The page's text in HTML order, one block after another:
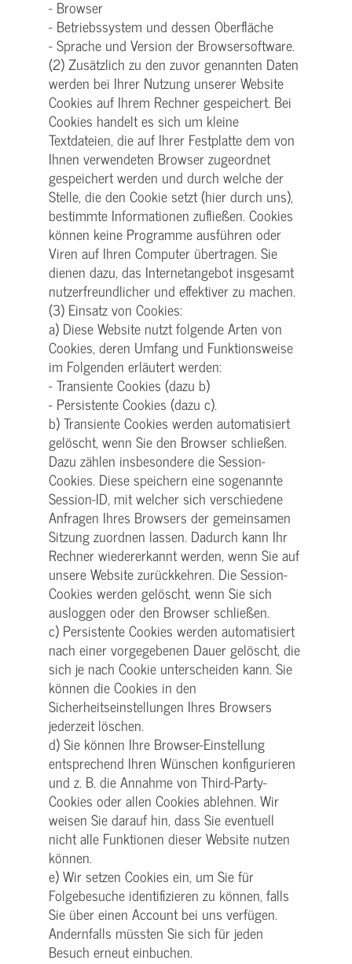
- Browser
- Betriebssystem und dessen Oberfläche
- Sprache und Version der Browsersoftware.
(2) Zusätzlich zu den zuvor genannten Daten
werden bei Ihrer Nutzung unserer Website
Cookies auf Ihrem Rechner gespeichert. Bei
Cookies handelt es sich um kleine
Textdateien, die auf Ihrer Festplatte dem von
Ihnen verwendeten Browser zugeordnet
gespeichert werden und durch welche der
Stelle, die den Cookie setzt (hier durch uns),
bestimmte Informationen zufließen. Cookies
können keine Programme ausführen oder
Viren auf Ihren Computer übertragen. Sie
dienen dazu, das Internetangebot insgesamt
nutzerfreundlicher und effektiver zu machen.
(3) Einsatz von Cookies:
a) Diese Website nutzt folgende Arten von
Cookies, deren Umfang und Funktionsweise
im Folgenden erläutert werden:
- Transiente Cookies (dazu b)
- Persistente Cookies (dazu c).
b) Transiente Cookies werden automatisiert
gelöscht, wenn Sie den Browser schließen.
Dazu zählen insbesondere die Session-
Cookies. Diese speichern eine sogenannte
Session-ID, mit welcher sich verschiedene
Anfragen Ihres Browsers der gemeinsamen
Sitzung zuordnen lassen. Dadurch kann Ihr
Rechner wiedererkannt werden, wenn Sie auf
unsere Website zurückkehren. Die Session-
Cookies werden gelöscht, wenn Sie sich
ausloggen oder den Browser schließen.
c) Persistente Cookies werden automatisiert
nach einer vorgegebenen Dauer gelöscht, die
sich je nach Cookie unterscheiden kann. Sie
können die Cookies in den
Sicherheitseinstellungen Ihres Browsers
jederzeit löschen.
d) Sie können Ihre Browser-Einstellung
entsprechend Ihren Wünschen konfigurieren
und z. B. die Annahme von Third-Party-
Cookies oder allen Cookies ablehnen. Wir
weisen Sie darauf hin, dass Sie eventuell
nicht alle Funktionen dieser Website nutzen
können.
e) Wir setzen Cookies ein, um Sie für
Folgebesuche identifizieren zu können, falls
Sie über einen Account bei uns verfügen.
Andernfalls müssten Sie sich für jeden
Besuch erneut einbuchen.